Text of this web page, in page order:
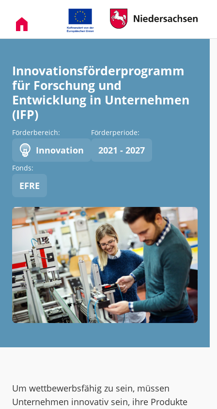
Innovationsförderprogramm
für Forschung und
Entwicklung in Unternehmen
(IFP)
Förderbereich:
Innovation
Förderperiode:
2021 - 2027
Fonds:
EFRE
Um wettbewerbsfähig zu sein, müssen
Unternehmen innovativ sein, ihre Produkte